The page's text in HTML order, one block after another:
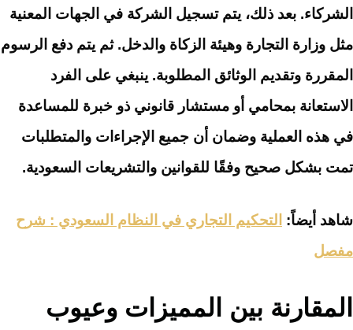
الشركاء. بعد ذلك، يتم تسجيل الشركة في الجهات المعنية
مثل وزارة التجارة وهيئة الزكاة والدخل. ثم يتم دفع الرسوم
المقررة وتقديم الوثائق المطلوبة. ينبغي على الفرد
الاستعانة بمحامي أو مستشار قانوني ذو خبرة للمساعدة
في هذه العملية وضمان أن جميع الإجراءات والمتطلبات
تمت بشكل صحيح وفقًا للقوانين والتشريعات السعودية.
شاهد أيضاً: التحكيم التجاري في النظام السعودي : شرح
مفصل
المقارنة بين المميزات وعيوب